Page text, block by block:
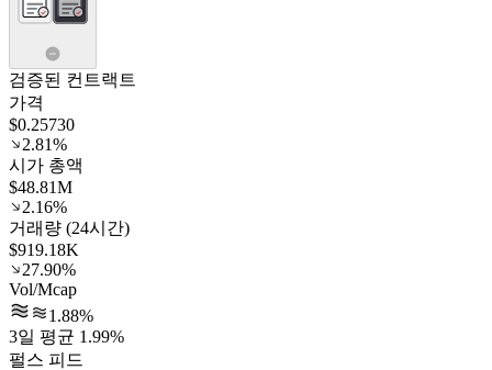
검증된 컨트랙트
가격
$0.25730
2.81%
시가 총액
$48.81M
2.16%
거래량 (24시간)
$919.18K
27.90%
Vol/Mcap
1.88%
3일 평균 1.99%
펄스 피드